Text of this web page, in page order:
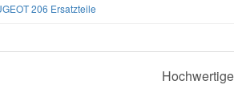
206 Ersatzteile